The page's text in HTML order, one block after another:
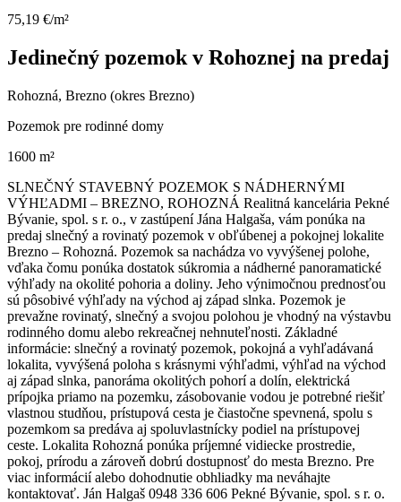
75,19 €/m²
Jedinečný pozemok v Rohoznej na predaj
Rohozná, Brezno (okres Brezno)
Pozemok pre rodinné domy
1600 m²
SLNEČNÝ STAVEBNÝ POZEMOK S NÁDHERNÝMI
VÝHĽADMI – BREZNO, ROHOZNÁ Realitná kancelária Pekné
Bývanie, spol. s r. o., v zastúpení Jána Halgaša, vám ponúka na
predaj slnečný a rovinatý pozemok v obľúbenej a pokojnej lokalite
Brezno – Rohozná. Pozemok sa nachádza vo vyvýšenej polohe,
vďaka čomu ponúka dostatok súkromia a nádherné panoramatické
výhľady na okolité pohoria a doliny. Jeho výnimočnou prednosťou
sú pôsobivé výhľady na východ aj západ slnka. Pozemok je
prevažne rovinatý, slnečný a svojou polohou je vhodný na výstavbu
rodinného domu alebo rekreačnej nehnuteľnosti. Základné
informácie: slnečný a rovinatý pozemok, pokojná a vyhľadávaná
lokalita, vyvýšená poloha s krásnymi výhľadmi, výhľad na východ
aj západ slnka, panoráma okolitých pohorí a dolín, elektrická
prípojka priamo na pozemku, zásobovanie vodou je potrebné riešiť
vlastnou studňou, prístupová cesta je čiastočne spevnená, spolu s
pozemkom sa predáva aj spoluvlastnícky podiel na prístupovej
ceste. Lokalita Rohozná ponúka príjemné vidiecke prostredie,
pokoj, prírodu a zároveň dobrú dostupnosť do mesta Brezno. Pre
viac informácií alebo dohodnutie obhliadky ma neváhajte
kontaktovať. Ján Halgaš 0948 336 606 Pekné Bývanie, spol. s r. o.